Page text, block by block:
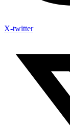
X-twitter